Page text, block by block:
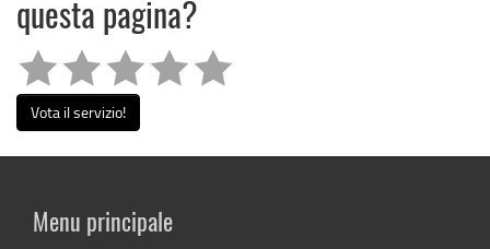
questa pagina?
Vota il servizio!
Menu principale